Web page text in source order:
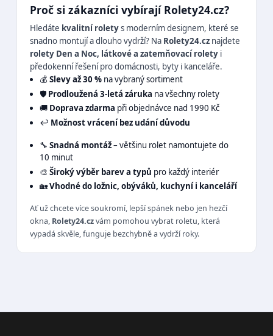
Proč si zákazníci vybírají Rolety24.cz?
Hledáte kvalitní roletys moderním designem, které se
snadno montují a dlouho vydrží? Na Rolety24.cz najdete
rolety Den a Noc, látkové a zatemňovací rolety i
předokenní řešení pro domácnosti, byty i kanceláře.
💰 Slevy až 30 %na vybraný sortiment
🛡️ Prodloužená 3-letá záruka na všechny rolety
🚚 Doprava zdarma při objednávce nad 1990 Kč
↩️ Možnost vrácení bez udání důvodu
🔧 Snadná montáž– většinu rolet namontujete do
10 minut
🎨 Široký výběr barev a typů pro každý interiér
🏡Vhodné do ložnic, obýváků, kuchyní i kanceláří
Ať už chcete více soukromí, lepší spánek nebo jen hezčí
okna, Rolety24.czvám pomohou vybrat roletu, která
vypadá skvěle, funguje bezchybně a vydrží roky.